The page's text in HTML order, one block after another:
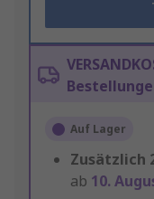
Auf Lager
Zusätzlich
ab 10.